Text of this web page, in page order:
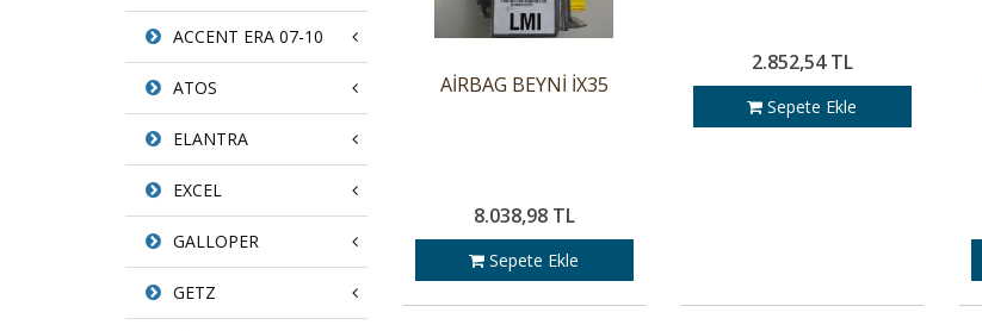
ACCENT ERA 07-10
ATOS
ELANTRA
EXCEL
GALLOPER
GETZ
AİRBAG BEYNİ İX35
8.038,98 TL
Sepete Ekle
2.852,54 TL
Sepete Ekle